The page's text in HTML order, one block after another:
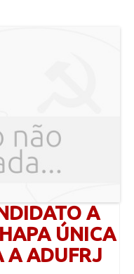
A
ÚNICA
A ADUFRJ